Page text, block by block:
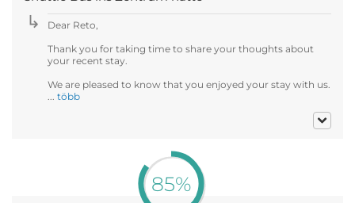
Dear Reto,
Thank you for taking time to share your thoughts about
your recent stay.
We are pleased to know that you enjoyed your stay with us.
több
85%